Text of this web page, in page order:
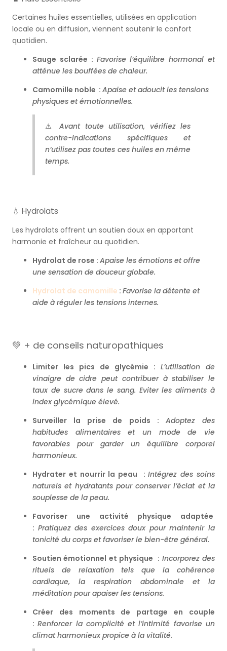
Certaines huiles essentielles, utilisées en application
locale ou en diffusion, viennent soutenir le confort
quotidien.
Sauge sclarée : Favorise l’équilibre hormonal et
atténue les bouffées de chaleur.
Camomille noble : Apaise et adoucit les tensions
physiques et émotionnelles.
⚠️ Avant toute utilisation, vérifiez les
contre-indications spécifiques et
n’utilisez pas toutes ces huiles en même
temps.
💧 Hydrolats
Les hydrolats offrent un soutien doux en apportant
harmonie et fraîcheur au quotidien.
Hydrolat de rose : Apaise les émotions et offre
une sensation de douceur globale.
Hydrolat de camomille : Favorise la détente et
aide à réguler les tensions internes.
💚 + de conseils naturopathiques
Limiter les pics de glycémie : L’utilisation de
vinaigre de cidre peut contribuer à stabiliser le
taux de sucre dans le sang. Eviter les aliments à
index glycémique élevé.
Surveiller la prise de poids : Adoptez des
habitudes alimentaires et un mode de vie
favorables pour garder un équilibre corporel
harmonieux.
Hydrater et nourrir la peau :Intégrez des soins
naturels et hydratants pour conserver l’éclat et la
souplesse de la peau.
Favoriser une activité physique adaptée
: Pratiquez des exercices doux pour maintenir la
tonicité du corps et favoriser le bien-être général.
Soutien émotionnel et physique : Incorporez des
rituels de relaxation tels que la cohérence
cardiaque, la respiration abdominale et la
méditation pour apaiser les tensions.
Créer des moments de partage en couple
:Renforcer la complicité et l’intimité favorise un
climat harmonieux propice à la vitalité.